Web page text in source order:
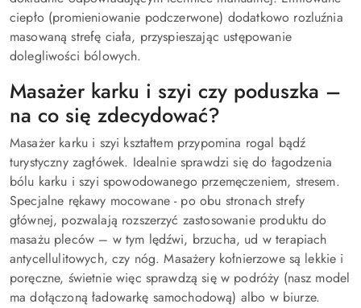
ciepło (promieniowanie podczerwone) dodatkowo rozluźnia
masowaną strefę ciała, przyspieszając ustępowanie
dolegliwości bólowych.
Masażer karku i szyi czy poduszka –
na co się zdecydować?
Masażer karku i szyi kształtem przypomina rogal bądź
turystyczny zagłówek. Idealnie sprawdzi się do łagodzenia
bólu karku i szyi spowodowanego przemęczeniem, stresem.
Specjalne rękawy mocowane - po obu stronach strefy
głównej, pozwalają rozszerzyć zastosowanie produktu do
masażu pleców – w tym lędźwi, brzucha, ud w terapiach
antycellulitowych, czy nóg. Masażery kołnierzowe są lekkie i
poręczne, świetnie więc sprawdzą się w podróży (nasz model
ma dołączoną ładowarkę samochodową) albo w biurze.